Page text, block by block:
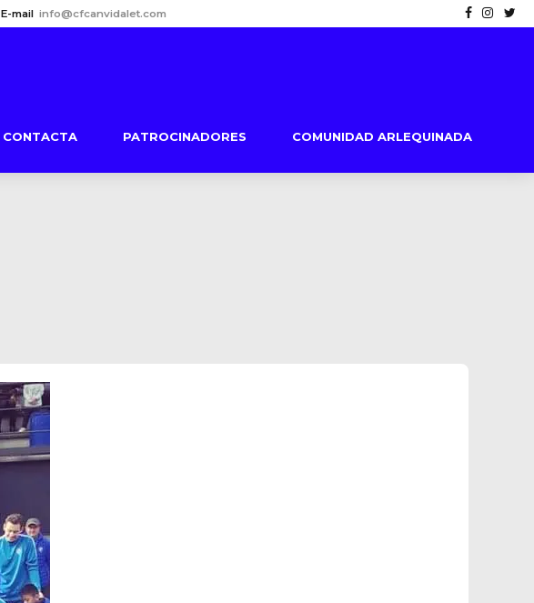
E-mail info@cfcanvidalet.com
CONTACTA PATROCINADORES COMUNIDAD ARLEQUINADA